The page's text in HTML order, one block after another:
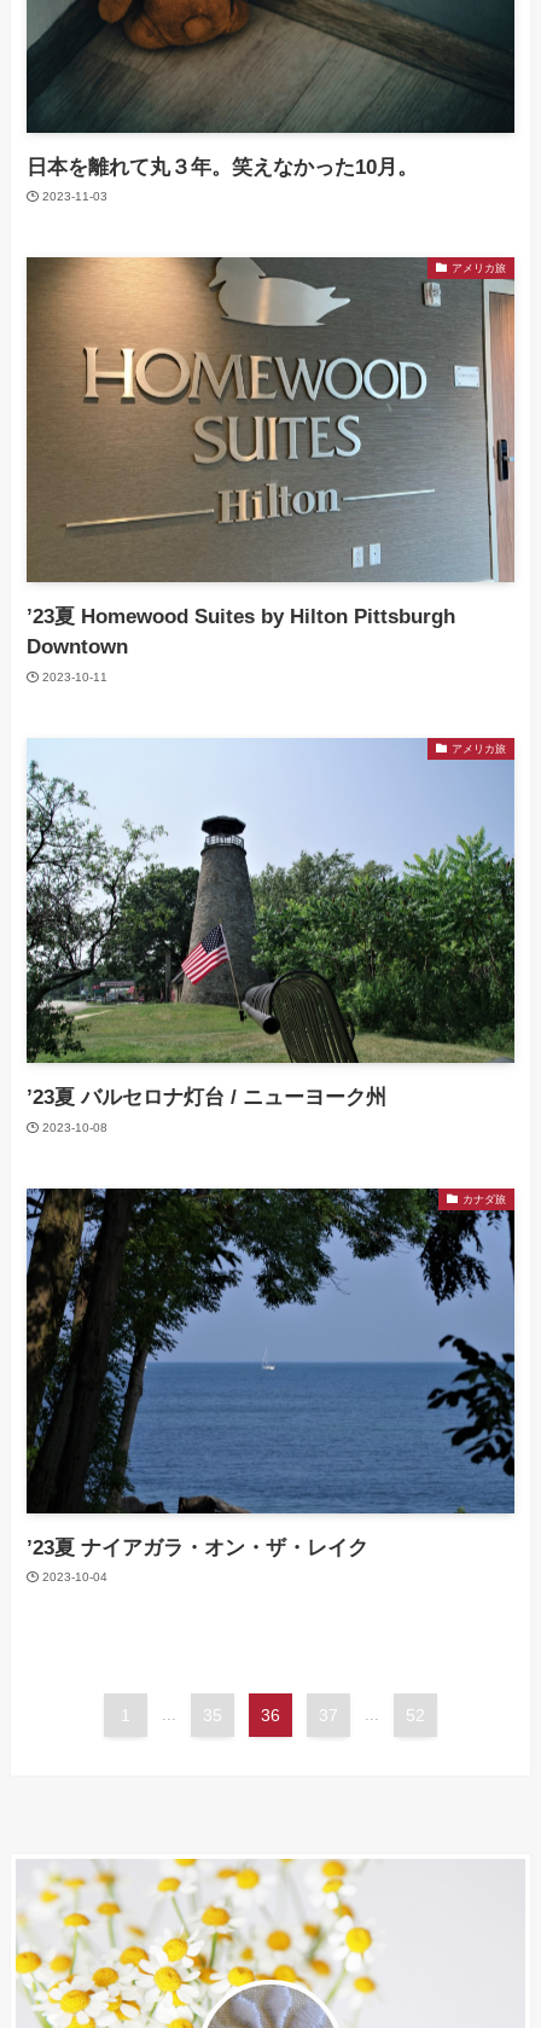
日本を離れて丸３年。笑えなかった10月。
2023-11-03
アメリカ旅
’23夏 Homewood Suites by Hilton Pittsburgh
Downtown
2023-10-11
アメリカ旅
’23夏 バルセロナ灯台 / ニューヨーク州
2023-10-08
カナダ旅
’23夏 ナイアガラ・オン・ザ・レイク
2023-10-04
1 35 36 37 52